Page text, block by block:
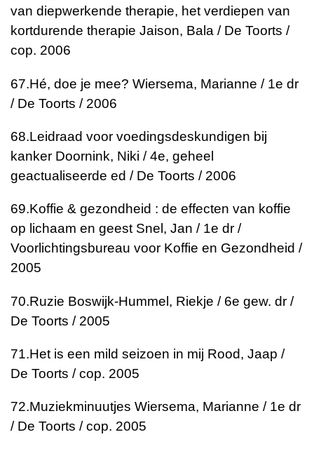
van diepwerkende therapie, het verdiepen van
kortdurende therapie Jaison, Bala / De Toorts /
cop. 2006
67.Hé, doe je mee? Wiersema, Marianne / 1e dr
/ De Toorts / 2006
68.Leidraad voor voedingsdeskundigen bij
kanker Doornink, Niki / 4e, geheel
geactualiseerde ed / De Toorts / 2006
69.Koffie & gezondheid : de effecten van koffie
op lichaam en geest Snel, Jan / 1e dr /
Voorlichtingsbureau voor Koffie en Gezondheid /
2005
70.Ruzie Boswijk-Hummel, Riekje / 6e gew. dr /
De Toorts / 2005
71.Het is een mild seizoen in mij Rood, Jaap /
De Toorts / cop. 2005
72.Muziekminuutjes Wiersema, Marianne / 1e dr
/ De Toorts / cop. 2005